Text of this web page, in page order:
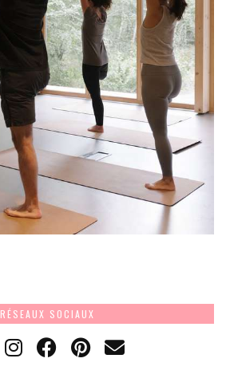
RÉSEAUX SOCIAUX